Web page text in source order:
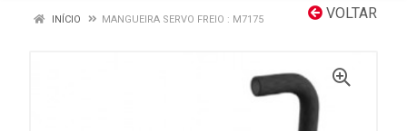
VOLTAR
INÍCIO MANGUEIRA SERVO FREIO : M7175